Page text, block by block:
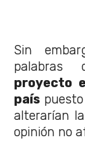
Sin
palabras
proyecto
país
alterarían
opinión no